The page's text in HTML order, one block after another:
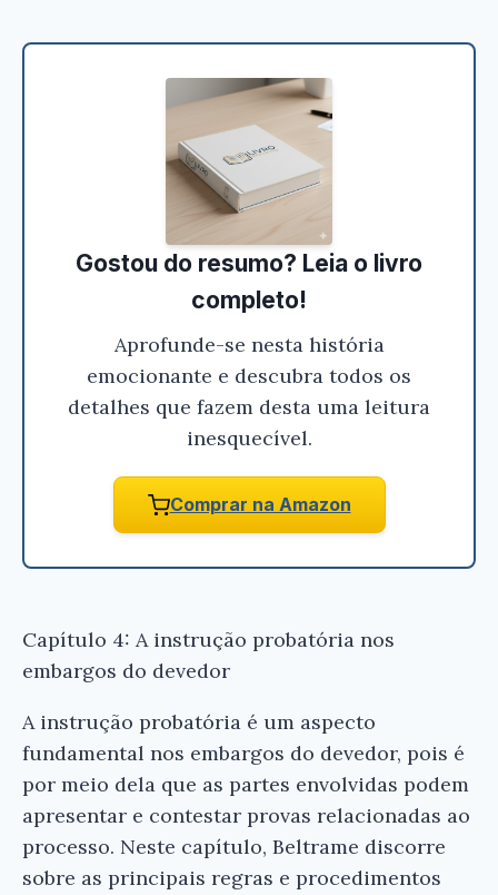
Gostou do resumo? Leia o livro
completo!
Aprofunde-se nesta história
emocionante e descubra todos os
detalhes que fazem desta uma leitura
inesquecível.
Comprar na Amazon
Capítulo 4: A instrução probatória nos
embargos do devedor
A instrução probatória é um aspecto
fundamental nos embargos do devedor, pois é
por meio dela que as partes envolvidas podem
apresentar e contestar provas relacionadas ao
processo. Neste capítulo, Beltrame discorre
sobre as principais regras e procedimentos
Ei, Leitor!
Gostou do resumo? Nós criamos resumos para
que você tenha certeza de que o livro é bom
antes de comprar.
Dos Embargos do Devedor - José Alonso
Beltrame
Conferir na Amazon